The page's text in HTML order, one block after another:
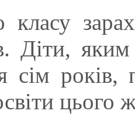
Діти,
сім років,
цього